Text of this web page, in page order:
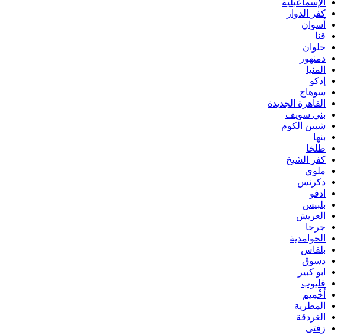
كفر الدوار
أسوان
قنا
حلوان
دمنهور
المنيا
إدكو
سوهاج
القاهرة الجديدة
بني سويف
شبين الكوم
بنها
طلخا
كفر الشيخ
ملوي
دكرنس
ادفو
بلبيس
العريش
جرجا
الحوامدية
بلقاس
دسوق
ابو كبير
قليوب
أخْمِيم
المطرية
الغردقة
زفتى